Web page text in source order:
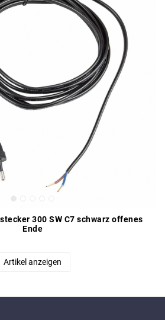
300 SW C7 schwarz offenes
Ende
Artikel anzeigen